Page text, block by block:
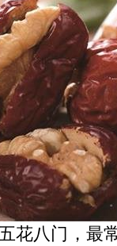
八门，最